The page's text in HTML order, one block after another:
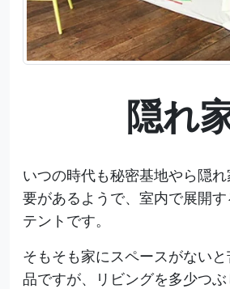
隠れ
いつの時代も秘密基地やら隠
要があるようで、室内で展開
テントです。
そもそも家にスペースがない
品ですが、リビングを多少つ